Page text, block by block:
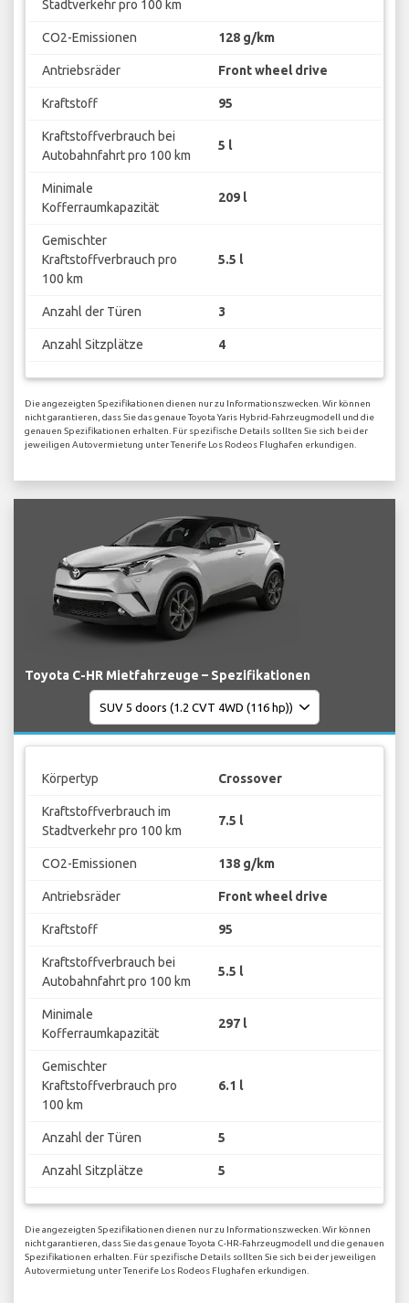
Stadtverkehr pro 100 km
CO2-Emissionen 128 g/km
Antriebsräder Front wheel drive
Kraftstoff 95
Kraftstoffverbrauch bei
Autobahnfahrt pro 100 km
5 l
Minimale
Kofferraumkapazität
209 l
Gemischter
Kraftstoffverbrauch pro
100 km
5.5 l
Anzahl der Türen 3
Anzahl Sitzplätze 4
Die angezeigten Spezifikationen dienen nur zu Informationszwecken. Wir können
nicht garantieren, dass Sie das genaue Toyota Yaris Hybrid-Fahrzeugmodell und die
genauen Spezifikationen erhalten. Für spezifische Details sollten Sie sich bei der
jeweiligen Autovermietung unter Tenerife Los Rodeos Flughafen erkundigen.
Toyota C-HR Mietfahrzeuge – Spezifikationen
Körpertyp Crossover
Kraftstoffverbrauch im
Stadtverkehr pro 100 km
7.5 l
CO2-Emissionen 138 g/km
Antriebsräder Front wheel drive
Kraftstoff 95
Kraftstoffverbrauch bei
Autobahnfahrt pro 100 km
5.5 l
Minimale
Kofferraumkapazität
297 l
Gemischter
Kraftstoffverbrauch pro
100 km
6.1 l
Anzahl der Türen 5
Anzahl Sitzplätze 5
Die angezeigten Spezifikationen dienen nur zu Informationszwecken. Wir können
nicht garantieren, dass Sie das genaue Toyota C-HR-Fahrzeugmodell und die genauen
Spezifikationen erhalten. Für spezifische Details sollten Sie sich bei der jeweiligen
Autovermietung unter Tenerife Los Rodeos Flughafen erkundigen.